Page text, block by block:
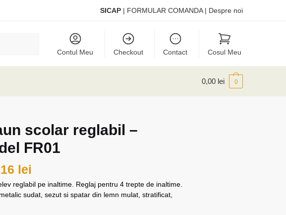
SICAP | FORMULAR COMANDA| Despre noi
Contul Meu Checkout Contact Cosul Meu
0,00 lei 0
scolar reglabil –
FR01
lei
reglabil pe inaltime. Reglaj pentru 4 trepte de inaltime.
sudat, sezut si spatar din lemn mulat, stratificat,